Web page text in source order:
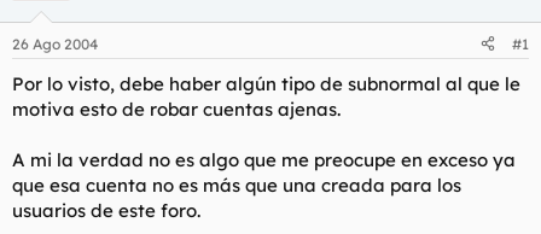
o
d
t
m
a
i
c
o
26 Ago 2004 #1
Por lo visto, debe haber algún tipo de subnormal al que le
motiva esto de robar cuentas ajenas.
A mi la verdad no es algo que me preocupe en exceso ya
que esa cuenta no es más que una creada para los
usuarios de este foro.